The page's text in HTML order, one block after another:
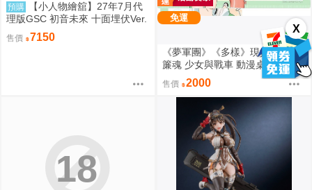
X
預購
【小人物繪舘】27年7月代
理版GSC 初音未來 十面埋伏Ver.
1/7 PVC完成品
售價 7150
免運
《夢軍團》《多樣》現貨 日版 窗
簾魂 少女與戰車 動漫桌墊 卡墊
安丘比 泳裝ver.
售價 2000
18